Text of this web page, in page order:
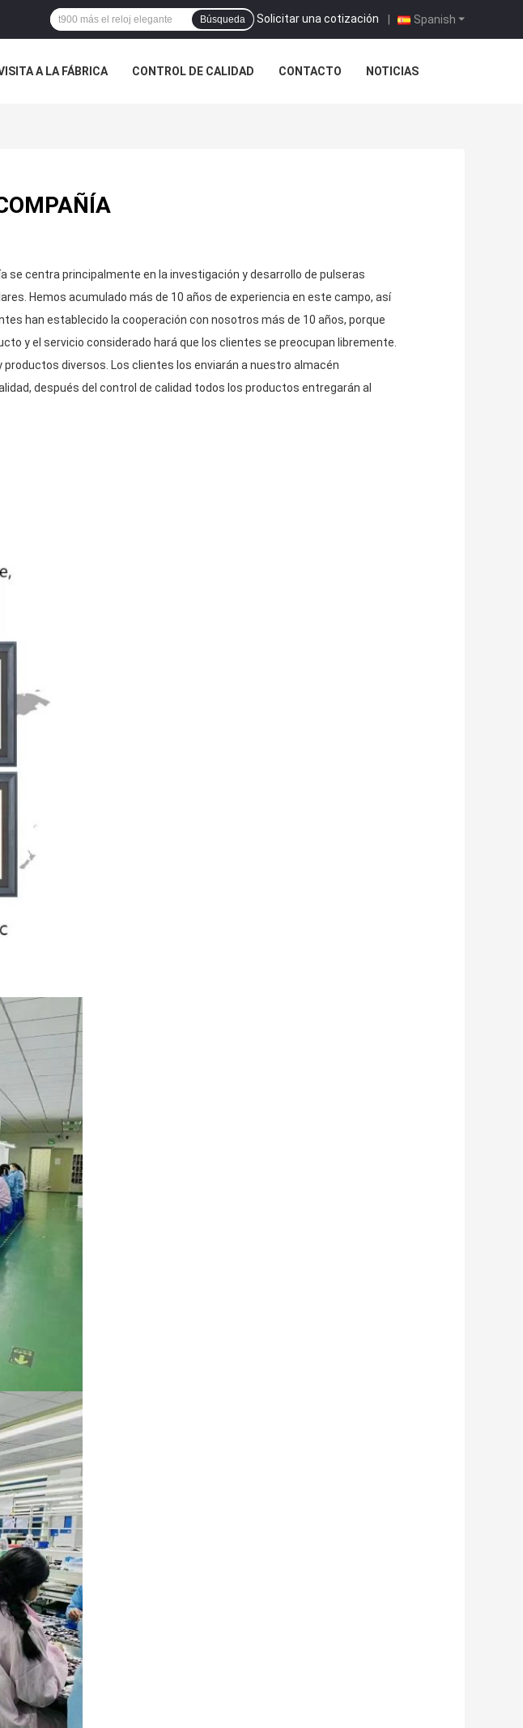
pronto!
Spanish
Solicitar una cotización |
Búsqueda
A LA FÁBRICA CONTROL DE CALIDAD CONTACTO NOTICIAS
se centra principalmente en la investigación y desarrollo de pulseras
Hemos acumulado más de 10 años de experiencia en este campo, así
han establecido la cooperación con nosotros más de 10 años, porque
y el servicio considerado hará que los clientes se preocupan libremente.
diversos. Los clientes los enviarán a nuestro almacén
después del control de calidad todos los productos entregarán al